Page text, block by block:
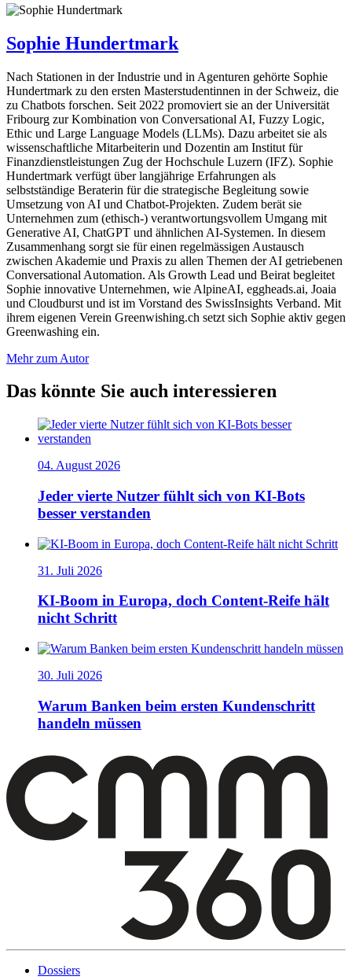
Sophie Hundertmark
Nach Stationen in der Industrie und in Agenturen gehörte Sophie
Hundertmark zu den ersten Masterstudentinnen in der Schweiz, die
zu Chatbots forschen. Seit 2022 promoviert sie an der Universität
Fribourg zur Kombination von Conversational AI, Fuzzy Logic,
Ethic und Large Language Models (LLMs). Dazu arbeitet sie als
wissenschaftliche Mitarbeiterin und Dozentin am Institut für
Finanzdienstleistungen Zug der Hochschule Luzern (IFZ). Sophie
Hundertmark verfügt über langjährige Erfahrungen als
selbstständige Beraterin für die strategische Begleitung sowie
Umsetzung von AI und Chatbot-Projekten. Zudem berät sie
Unternehmen zum (ethisch-) verantwortungsvollem Umgang mit
Generative AI, ChatGPT und ähnlichen AI-Systemen. In diesem
Zusammenhang sorgt sie für einen regelmässigen Austausch
zwischen Akademie und Praxis zu allen Themen der AI getriebenen
Conversational Automation. Als Growth Lead und Beirat begleitet
Sophie innovative Unternehmen, wie AlpineAI, eggheads.ai, Joaia
und Cloudburst und ist im Vorstand des SwissInsights Verband. Mit
ihrem eigenen Verein Greenwishing.ch setzt sich Sophie aktiv gegen
Greenwashing ein.
Mehr zum Autor
Das könnte Sie auch interessieren
04. August 2026
Jeder vierte Nutzer fühlt sich von KI-Bots
besser verstanden
31. Juli 2026
KI-Boom in Europa, doch Content-Reife hält
nicht Schritt
30. Juli 2026
Warum Banken beim ersten Kundenschritt
handeln müssen
Dossiers